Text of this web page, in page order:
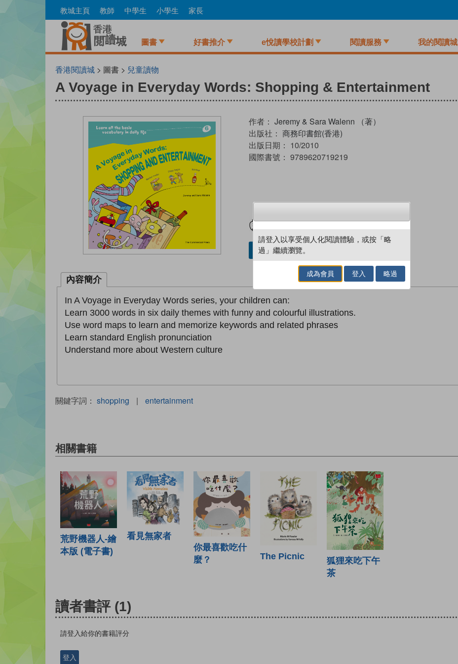
to
教城主頁 教師 中學生 小學生 家長
圖書 好書推介 e悅讀學校計劃 閱讀服務 我的閱讀城
香港閱讀城> 圖書 > 兒童讀物
A Voyage in Everyday Words: Shopping & Entertainment
作者： Jeremy & Sara Walenn （著）
出版社： 商務印書館(香港)
出版日期： 10/2010
國際書號： 9789620719219
加入／閱讀電子書
內容簡介
In A Voyage in Everyday Words series, your children can:
Learn 3000 words in six daily themes with funny and colourful illustrations.
Use word maps to learn and memorize keywords and related phrases
Learn standard English pronunciation
Understand more about Western culture
關鍵字詞： shopping | entertainment
相關書籍
荒野機器人-繪
本版 (電子書)
看見無家者
你最喜歡吃什
麼？
The Picnic
狐狸來吃下午
茶
讀者書評 (1)
請登入給你的書籍評分
登入
請登入以享受個人化閱讀體驗，或按「略
過」繼續瀏覽。
成為會員 登入 略過